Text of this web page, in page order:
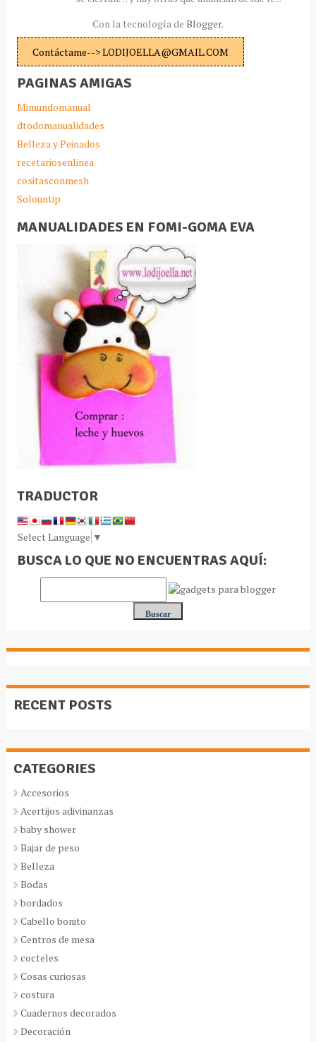
Con la tecnología de Blogger.
Contáctame--> LODIJOELLA@GMAIL.COM
PAGINAS AMIGAS
Mimundomanual
dtodomanualidades
Belleza y Peinados
recetariosenlinea
cositasconmesh
Solountip
MANUALIDADES EN FOMI-GOMA EVA
TRADUCTOR
Select Language ▼
BUSCA LO QUE NO ENCUENTRAS AQUÍ:
RECENT POSTS
CATEGORIES
Accesorios
Acertijos adivinanzas
baby shower
Bajar de peso
Belleza
Bodas
bordados
Cabello bonito
Centros de mesa
cocteles
Cosas curiosas
costura
Cuadernos decorados
Decoración